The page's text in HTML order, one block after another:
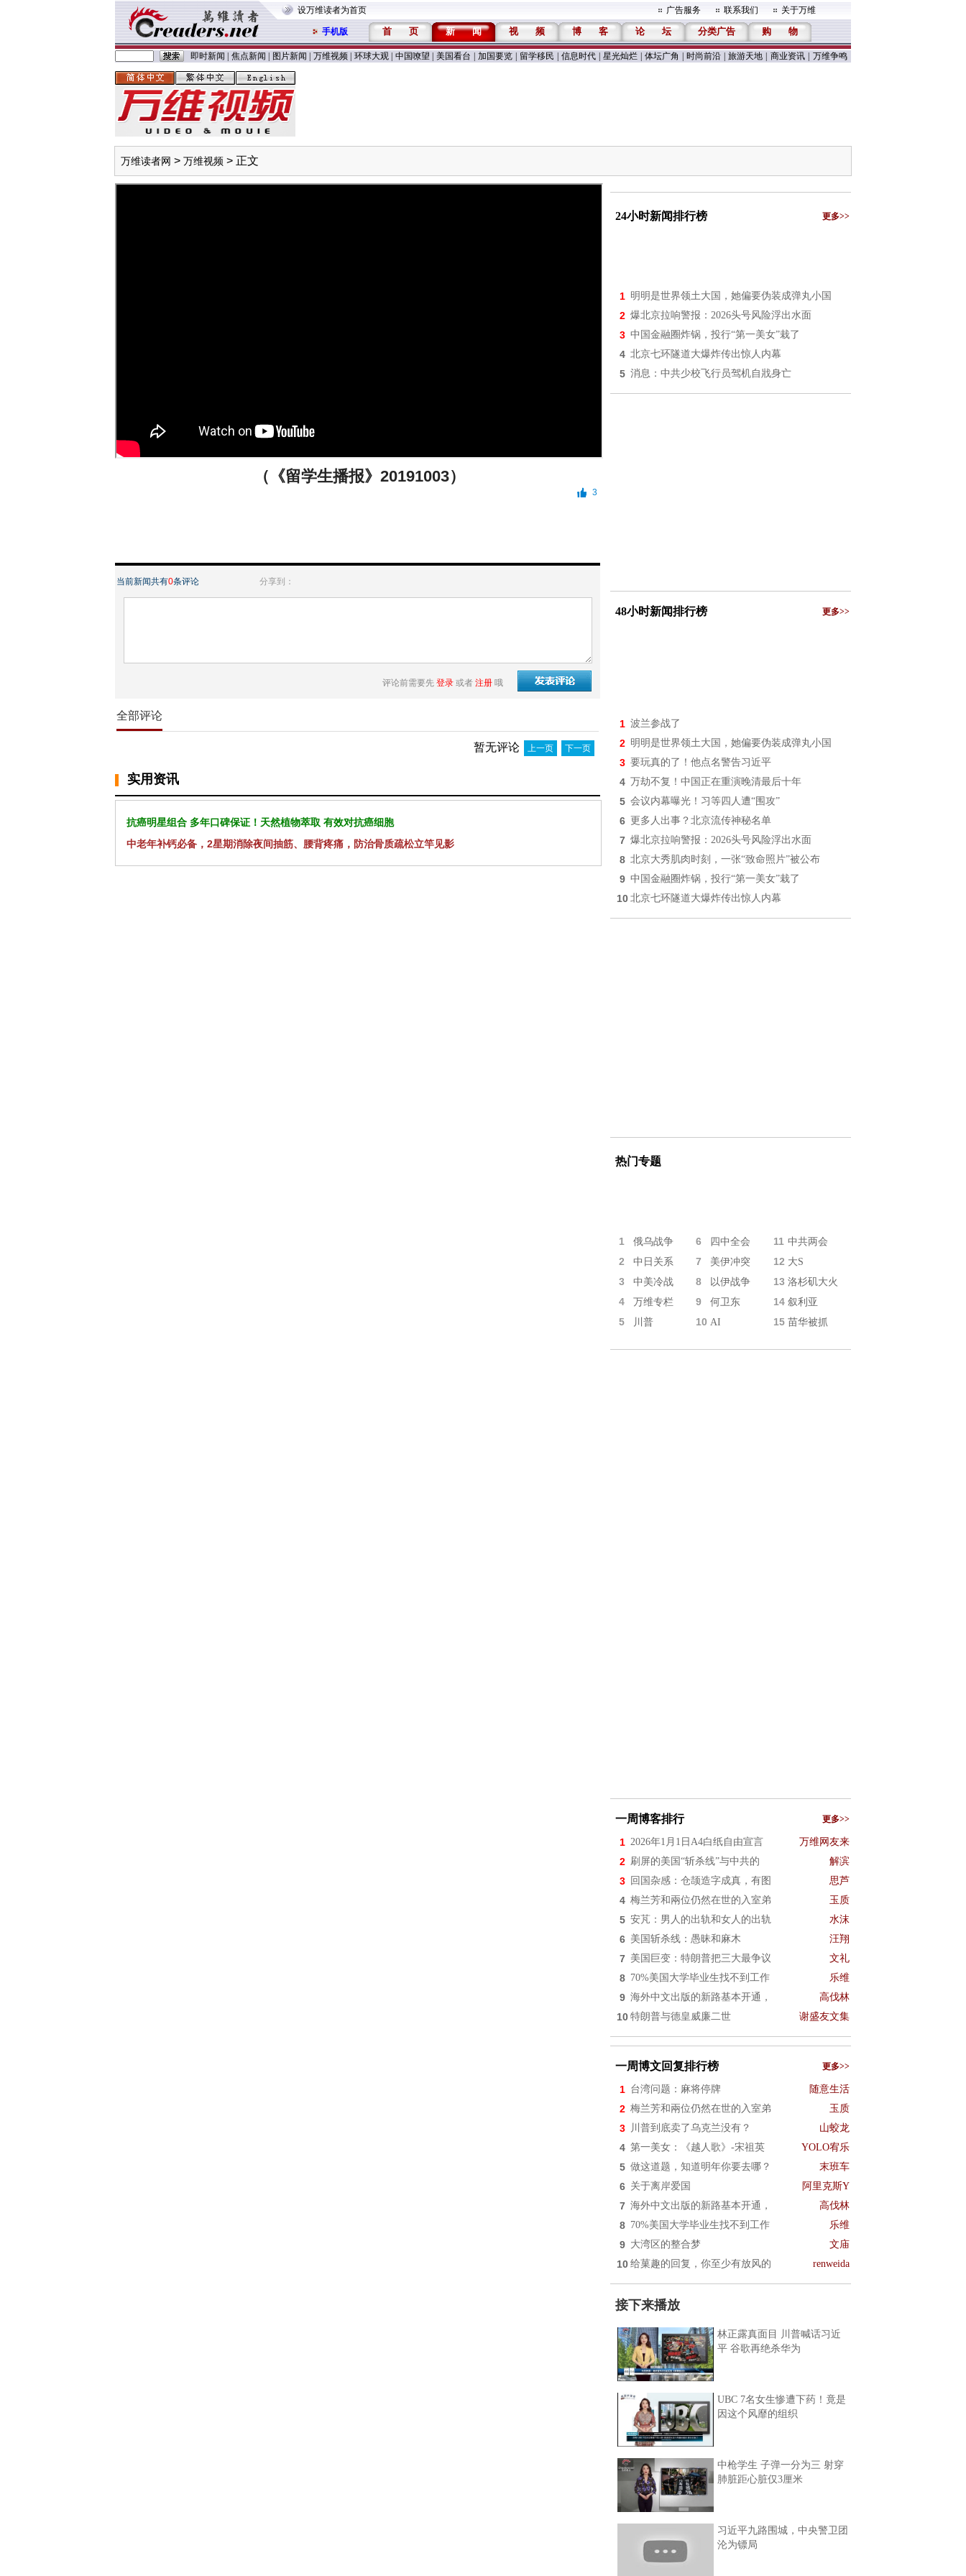
设万维读者为首页 广告服务 联系我们 关于万维
手机版 首 页 新 闻 视 频 博 客 论 坛 分类广告 购 物
即时新闻 焦点新闻 图片新闻 万维视频 环球大观 中国嘹望 美国看台 加国要览 留学移民 信息时代 星光灿烂 体坛广角 时尚前沿 旅游天地 商业资讯 万维争鸣
万维读者网 > 万维视频 > 正文
（《留学生播报》20191003）
3
当前新闻共有0条评论 分享到：
评论前需要先 登录 或者 注册 哦
全部评论
暂无评论 上一页 下一页
实用资讯
抗癌明星组合 多年口碑保证！天然植物萃取 有效对抗癌细胞
中老年补钙必备，2星期消除夜间抽筋、腰背疼痛，防治骨质疏松立竿见影
24小时新闻排行榜 更多>>
1 明明是世界领土大国，她偏要伪装成弹丸小国
2 爆北京拉响警报：2026头号风险浮出水面
3 中国金融圈炸锅，投行“第一美女”栽了
4 北京七环隧道大爆炸传出惊人内幕
5 消息：中共少校飞行员驾机自戕身亡
48小时新闻排行榜 更多>>
1 波兰参战了
2 明明是世界领土大国，她偏要伪装成弹丸小国
3 要玩真的了！他点名警告习近平
4 万劫不复！中国正在重演晚清最后十年
5 会议内幕曝光！习等四人遭“围攻”
6 更多人出事？北京流传神秘名单
7 爆北京拉响警报：2026头号风险浮出水面
8 北京大秀肌肉时刻，一张“致命照片”被公布
9 中国金融圈炸锅，投行“第一美女”栽了
10 北京七环隧道大爆炸传出惊人内幕
热门专题
1 俄乌战争 6 四中全会 11 中共两会
2 中日关系 7 美伊冲突 12 大S
3 中美冷战 8 以伊战争 13 洛杉矶大火
4 万维专栏 9 何卫东 14 叙利亚
5 川普 10 AI 15 苗华被抓
一周博客排行 更多>>
1 2026年1月1日A4白纸自由宣言 万维网友来
2 刷屏的美国“斩杀线”与中共的 解滨
3 回国杂感：仓颉造字成真，有图 思芦
4 梅兰芳和兩位仍然在世的入室弟 玉质
5 安芃：男人的出轨和女人的出轨 水沫
6 美国斩杀线：愚昧和麻木 汪翔
7 美国巨变：特朗普把三大最争议 文礼
8 70%美国大学毕业生找不到工作 乐维
9 海外中文出版的新路基本开通， 高伐林
10 特朗普与德皇威廉二世 谢盛友文集
一周博文回复排行榜 更多>>
1 台湾问题：麻将停牌 随意生活
2 梅兰芳和兩位仍然在世的入室弟 玉质
3 川普到底卖了乌克兰没有？ 山蛟龙
4 第一美女：《越人歌》-宋祖英 YOLO宥乐
5 做这道题，知道明年你要去哪？ 末班车
6 关于离岸爱国 阿里克斯Y
7 海外中文出版的新路基本开通， 高伐林
8 70%美国大学毕业生找不到工作 乐维
9 大湾区的整合梦 文庙
10 给菓趣的回复，你至少有放风的 renweida
接下来播放
林正露真面目 川普喊话习近
平 谷歌再绝杀华为
UBC 7名女生惨遭下药！竟是
因这个风靡的组织
中枪学生 子弹一分为三 射穿
肺脏距心脏仅3厘米
习近平九路围城，中央警卫团
沦为镖局